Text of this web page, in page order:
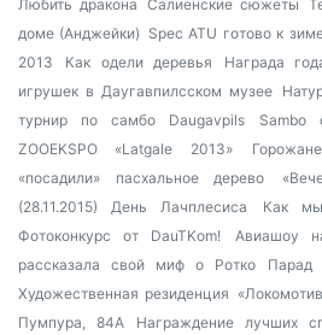
Любить дракона Салиенские сюжеты
доме (Анджейки) Spec ATU готово к
2013
Как одели деревья Награда
игрушек в Даугавпилсском музее
турнир по самбо Daugavpils Sambo
ZOOEKSPO «Latgale 2013»
«посадили» пасхальное дерево
(28.11.2015) День Лачплесиса
Как
Фотоконкурс от DauTKom!
Авиашоу
рассказала свой миф о Ротко
Парад
Художественная резиденция
Пумпура, 84А
Награждение лучших